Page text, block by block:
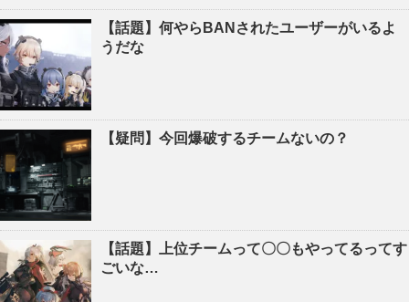
【話題】何やらBANされたユーザーがいるよ
うだな
【疑問】今回爆破するチームないの？
【話題】上位チームって〇〇もやってるってす
ごいな…